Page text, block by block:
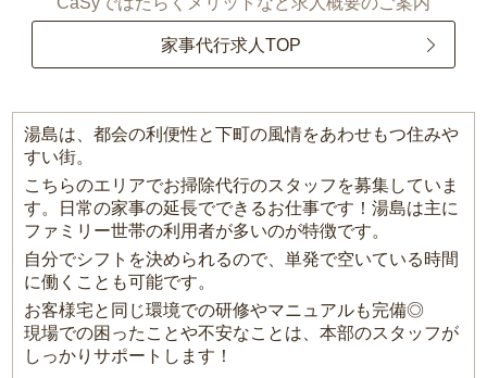
家事代行求人TOP
湯島は、都会の利便性と下町の風情をあわせもつ住みや
すい街。
こちらのエリアでお掃除代行のスタッフを募集していま
す。日常の家事の延長でできるお仕事です！湯島は主に
ファミリー世帯の利用者が多いのが特徴です。
自分でシフトを決められるので、単発で空いている時間
に働くことも可能です。
お客様宅と同じ環境での研修やマニュアルも完備◎
現場での困ったことや不安なことは、本部のスタッフが
しっかりサポートします！